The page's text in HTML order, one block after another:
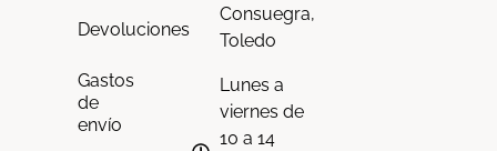
Devoluciones
Gastos
de
envío
Consuegra,
Toledo
Lunes a
viernes de
10 a 14